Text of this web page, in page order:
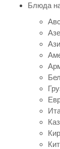
Блюда